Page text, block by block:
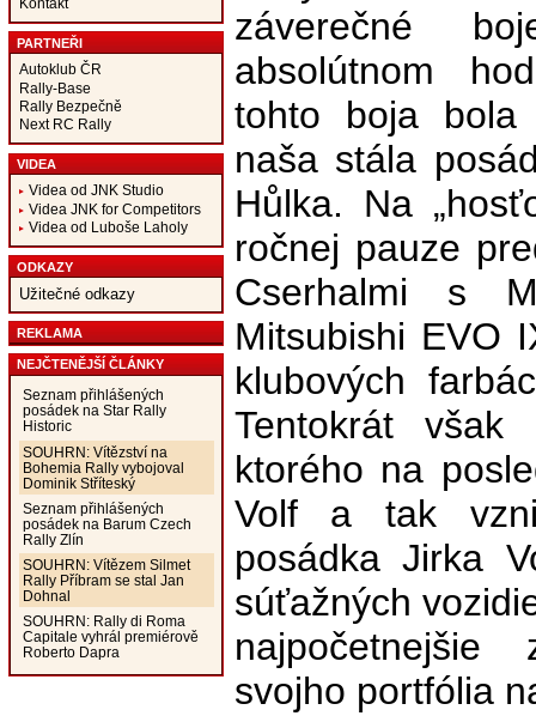
PARTNEŘI
Autoklub ČR
Rally-Base
Rally Bezpečně
Next RC Rally
VIDEA
Videa od JNK Studio
Videa JNK for Competitors
Videa od Luboše Laholy
ODKAZY
Užitečné odkazy
REKLAMA
NEJČTENĚJŠÍ ČLÁNKY
Seznam přihlášených
posádek na Star Rally
Historic
SOUHRN: Vítězství na
Bohemia Rally vybojoval
Dominik Stříteský
Seznam přihlášených
posádek na Barum Czech
Rally Zlín
SOUHRN: Vítězem Silmet
Rally Příbram se stal Jan
Dohnal
SOUHRN: Rally di Roma
Capitale vyhrál premiérově
Roberto Dapra
záverečné
absolútnom
tohto boja bola
naša stála
Hůlka. Na
ročnej pauze
Cserhalmi s
Mitsubishi EVO
klubových
Tentokrát však
ktorého na
Volf a tak
posádka Jirka
súťažných
svojho portfólia